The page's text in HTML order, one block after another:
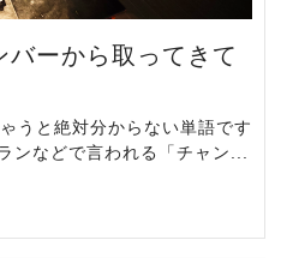
ーから取ってきて
うと絶対分からない単語です
ンなどで言われる「チャン...